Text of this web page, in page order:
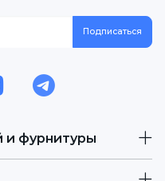
и фурнитуры